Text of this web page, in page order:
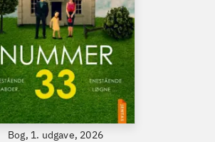
Bog, 1. udgave, 2026